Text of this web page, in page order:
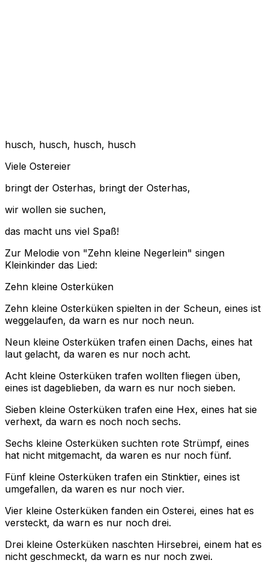
husch, husch, husch, husch
Viele Ostereier
bringt der Osterhas, bringt der Osterhas,
wir wollen sie suchen,
das macht uns viel Spaß!
Zur Melodie von "Zehn kleine Negerlein" singen
Kleinkinder das Lied:
Zehn kleine Osterküken
Zehn kleine Osterküken spielten in der Scheun, eines ist
weggelaufen, da warn es nur noch neun.
Neun kleine Osterküken trafen einen Dachs, eines hat
laut gelacht, da waren es nur noch acht.
Acht kleine Osterküken trafen wollten fliegen üben,
eines ist dageblieben, da warn es nur noch sieben.
Sieben kleine Osterküken trafen eine Hex, eines hat sie
verhext, da warn es noch noch sechs.
Sechs kleine Osterküken suchten rote Strümpf, eines
hat nicht mitgemacht, da waren es nur noch fünf.
Fünf kleine Osterküken trafen ein Stinktier, eines ist
umgefallen, da waren es nur noch vier.
Vier kleine Osterküken fanden ein Osterei, eines hat es
versteckt, da warn es nur noch drei.
Drei kleine Osterküken naschten Hirsebrei, einem hat es
nicht geschmeckt, da warn es nur noch zwei.